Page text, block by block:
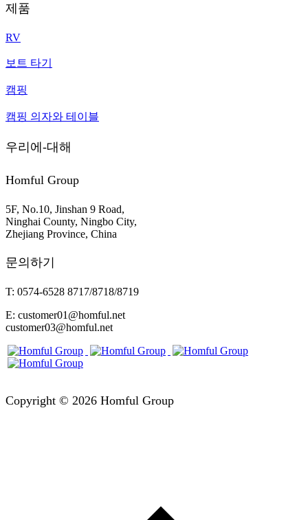
제품
RV
보트 타기
캠핑
캠핑 의자와 테이블
우리에-대해
Homful Group
5F, No.10, Jinshan 9 Road,
Ninghai County, Ningbo City,
Zhejiang Province, China
문의하기
T: 0574-6528 8717/8718/8719
E: customer01@homful.net
customer03@homful.net
Copyright © 2026 Homful Group